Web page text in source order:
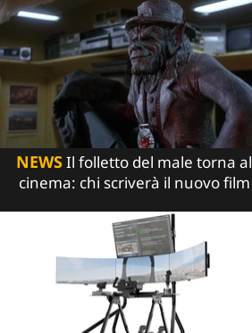
NEWSIl folletto del male torna al
cinema: chi scriverà il nuovo film